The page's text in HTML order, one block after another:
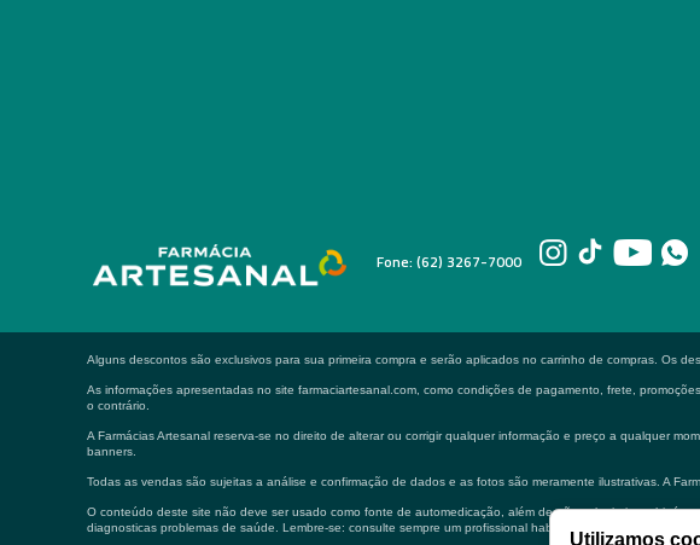
Fone: (62) 3267-7000
Alguns descontos são exclusivos para sua primeira compra e serão aplicados no carrinho de compras. Os
As informações apresentadas no site farmaciartesanal.com, como condições de pagamento, frete,
o contrário.
A Farmácias Artesanal reserva-se no direito de alterar ou corrigir qualquer informação e preço a qualquer
banners.
Todas as vendas são sujeitas a análise e confirmação de dados e as fotos são meramente ilustrativas. A
O conteúdo deste site não deve ser usado como fonte de automedicação, além de não substituir em
diagnosticas problemas de saúde. Lembre-se: consulte sempre um profissional habilitado.
Utilizamos